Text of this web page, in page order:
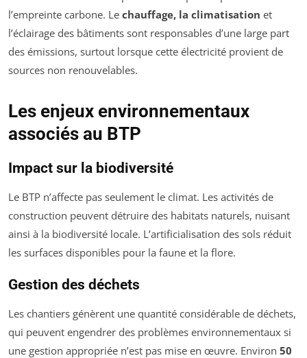
l’empreinte carbone. Le chauffage, la climatisation et
l’éclairage des bâtiments sont responsables d’une large part
des émissions, surtout lorsque cette électricité provient de
sources non renouvelables.
Les enjeux environnementaux
associés au BTP
Impact sur la biodiversité
Le BTP n’affecte pas seulement le climat. Les activités de
construction peuvent détruire des habitats naturels, nuisant
ainsi à la biodiversité locale. L’artificialisation des sols réduit
les surfaces disponibles pour la faune et la flore.
Gestion des déchets
Les chantiers génèrent une quantité considérable de déchets,
qui peuvent engendrer des problèmes environnementaux si
une gestion appropriée n’est pas mise en œuvre. Environ 50